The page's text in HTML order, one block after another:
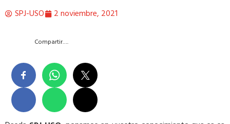
SPJ-USO 2 noviembre, 2021
Compartir….